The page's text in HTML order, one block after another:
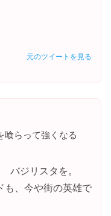
元のツイートを見る
喰らって強くなる
バジリスタを。
も、今や街の英雄で